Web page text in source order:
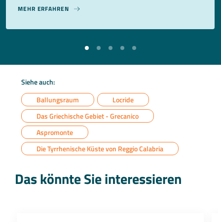
MEHR ERFAHREN
Siehe auch:
Ballungsraum
Locride
Das Griechische Gebiet - Grecanico
Aspromonte
Die Tyrrhenische Küste von Reggio Calabria
Das könnte Sie interessieren